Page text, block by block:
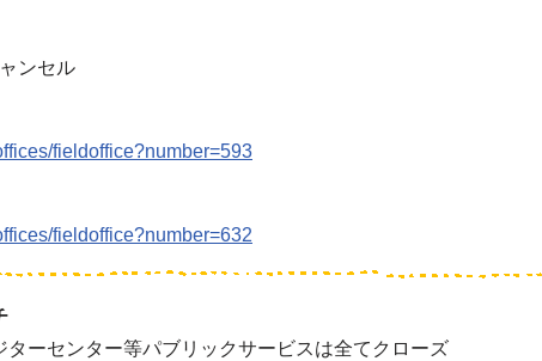
ンセル
fieldoffice?number=593
fieldoffice?number=632
ーセンター等パブリックサービスは全てクローズ